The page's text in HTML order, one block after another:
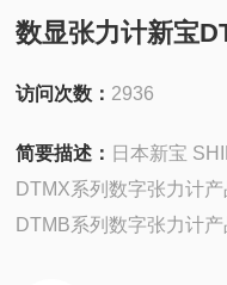
数显张力计新宝
访问次数： 2936
简要描述： 日本新宝
DTMX系列数字张力计
DTMB系列数字张力计